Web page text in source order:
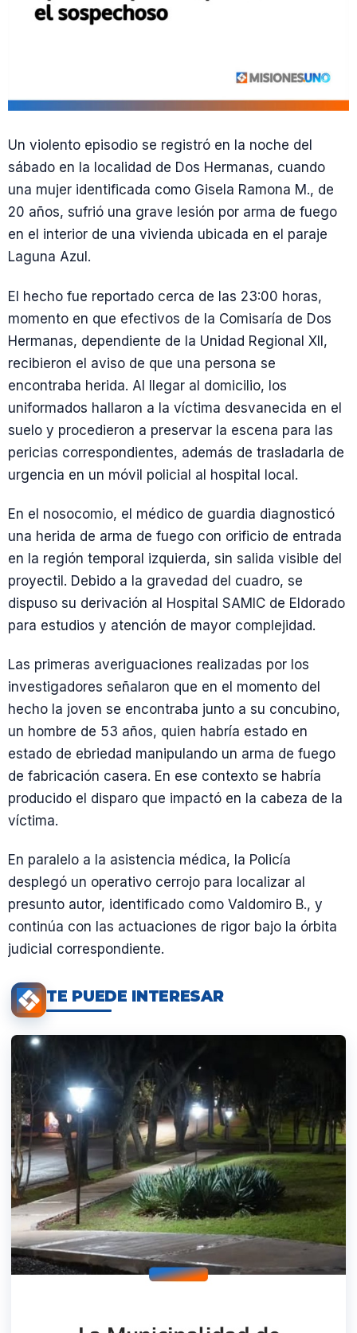
Un violento episodio se registró en la noche del
sábado en la localidad de Dos Hermanas, cuando
una mujer identificada como Gisela Ramona M., de
20 años, sufrió una grave lesión por arma de fuego
en el interior de una vivienda ubicada en el paraje
Laguna Azul.
El hecho fue reportado cerca de las 23:00 horas,
momento en que efectivos de la Comisaría de Dos
Hermanas, dependiente de la Unidad Regional XII,
recibieron el aviso de que una persona se
encontraba herida. Al llegar al domicilio, los
uniformados hallaron a la víctima desvanecida en el
suelo y procedieron a preservar la escena para las
pericias correspondientes, además de trasladarla de
urgencia en un móvil policial al hospital local.
En el nosocomio, el médico de guardia diagnosticó
una herida de arma de fuego con orificio de entrada
en la región temporal izquierda, sin salida visible del
proyectil. Debido a la gravedad del cuadro, se
dispuso su derivación al Hospital SAMIC de Eldorado
para estudios y atención de mayor complejidad.
Las primeras averiguaciones realizadas por los
investigadores señalaron que en el momento del
hecho la joven se encontraba junto a su concubino,
un hombre de 53 años, quien habría estado en
estado de ebriedad manipulando un arma de fuego
de fabricación casera. En ese contexto se habría
producido el disparo que impactó en la cabeza de la
víctima.
En paralelo a la asistencia médica, la Policía
desplegó un operativo cerrojo para localizar al
presunto autor, identificado como Valdomiro B., y
continúa con las actuaciones de rigor bajo la órbita
judicial correspondiente.
TE PUEDE INTERESAR